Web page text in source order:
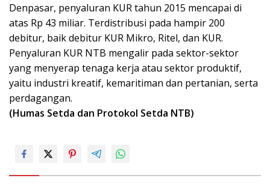
Denpasar, penyaluran KUR tahun 2015 mencapai di
atas Rp 43 miliar. Terdistribusi pada hampir 200
debitur, baik debitur KUR Mikro, Ritel, dan KUR.
Penyaluran KUR NTB mengalir pada sektor-sektor
yang menyerap tenaga kerja atau sektor produktif,
yaitu industri kreatif, kemaritiman dan pertanian, serta
perdagangan.
(Humas Setda dan Protokol Setda NTB)